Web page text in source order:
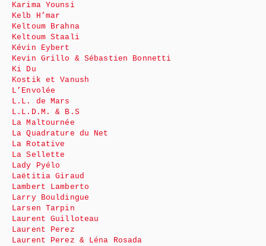
Karima Younsi
Kelb H’mar
Keltoum Brahna
Keltoum Staali
Kévin Eybert
Kevin Grillo & Sébastien Bonnetti
Ki Du
Kostik et Vanush
L’Envolée
L.L. de Mars
L.L.D.M. & B.S
La Maltournée
La Quadrature du Net
La Rotative
La Sellette
Lady Pyélo
Laëtitia Giraud
Lambert Lamberto
Larry Bouldingue
Larsen Tarpin
Laurent Guilloteau
Laurent Perez
Laurent Perez & Léna Rosada